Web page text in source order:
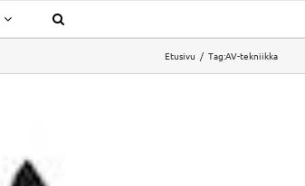
Etusivu Tag:AV-tekniikka